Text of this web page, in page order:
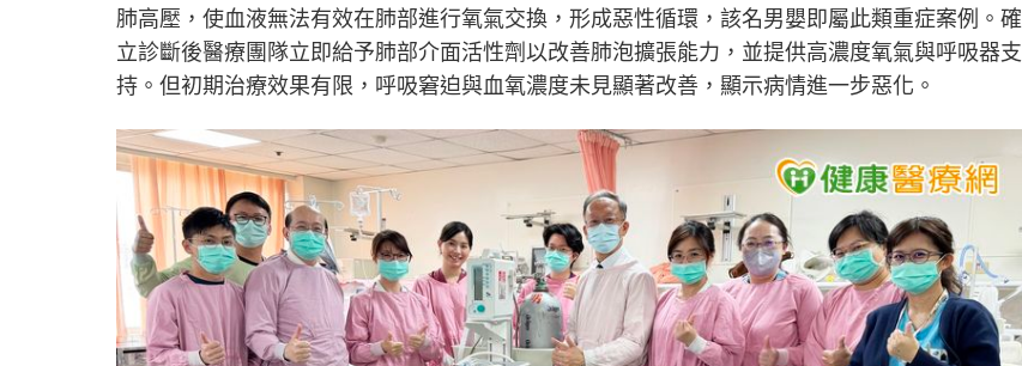
肺高壓，使血液無法有效在肺部進行氧氣交換，形成惡性循環，該名男嬰即屬此類重症案例。確
立診斷後醫療團隊立即給予肺部介面活性劑以改善肺泡擴張能力，並提供高濃度氧氣與呼吸器支
持。但初期治療效果有限，呼吸窘迫與血氧濃度未見顯著改善，顯示病情進一步惡化。